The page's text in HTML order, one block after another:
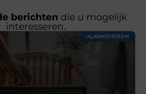
berichten die u mogelijk
interesseren.
ALARMSYSTEEM